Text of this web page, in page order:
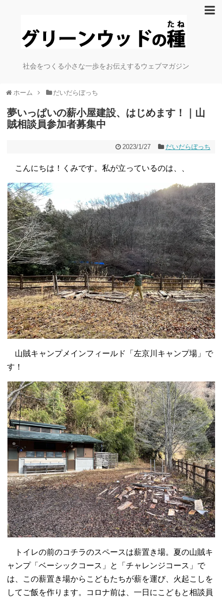
社会をつくる小さな一歩をお伝えするウェブマガジン
ホーム だいだらぼっち
夢いっぱいの薪小屋建設、はじめます！｜山
賊相談員参加者募集中
2023/1/27 だいだらぼっち
こんにちは！くみです。私が立っているのは、、
山賊キャンプメインフィールド「左京川キャンプ場」で
す！
トイレの前のコチラのスペースは薪置き場。夏の山賊キ
ャンプ「ベーシックコース」と「チャレンジコース」で
は、この薪置き場からこどもたちが薪を運び、火起こしを
してご飯を作ります。コロナ前は、一日にこどもと相談員